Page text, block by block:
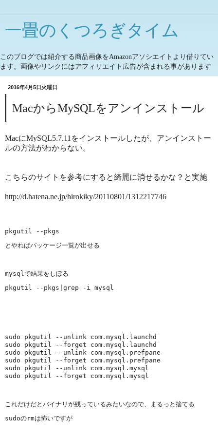
一畳のくつろぎタイム
このブログでは紹介する商品画像をAmazonアソシエイトより借りてい
ます。画像やリンクにはアフィリエイト広告が含まれる事があります
2016年4月5日火曜日
MacからMySQLをアンインストール
MacにMySQL5.7.11をインストールしたが、アンインストー
ルの方法がわからない。
こちらのサイトを参考にすると綺麗に消せるかな？と実施
http://d.hatena.ne.jp/hirokiky/20110801/1312217746
pkgutil --pkgs
とやればパッケージ一覧が出せる
mysqlで結果をしぼる
pkgutil --pkgs|grep -i mysql
sudo pkgutil --unlink com.mysql.launchd
sudo pkgutil --forget com.mysql.launchd
sudo pkgutil --unlink com.mysql.prefpane
sudo pkgutil --forget com.mysql.prefpane
sudo pkgutil --unlink com.mysql.mysql
sudo pkgutil --forget com.mysql.mysql
これだけだとバイナリが残っているみたいなので、まるっと捨てる
sudoのrmは怖いですが